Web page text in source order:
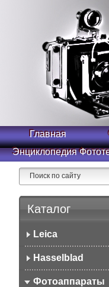
Главная
Энциклопедия
Каталог
Leica
Hasselblad
Фотоаппараты